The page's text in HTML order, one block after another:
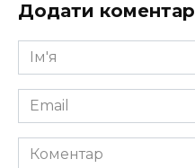
Додати коментар
Ім'я
*
Email
*
Коментар